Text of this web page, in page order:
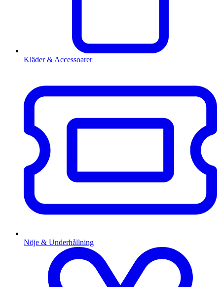
Kläder & Accessoarer
Nöje & Underhållning